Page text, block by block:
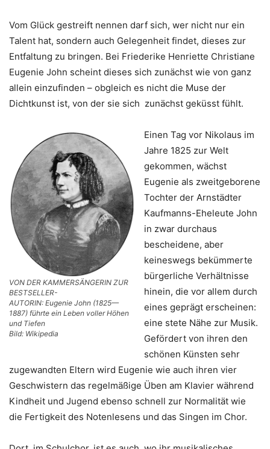
Vom Glück gestreift nennen darf sich, wer nicht nur ein
Talent hat, sondern auch Gelegenheit findet, dieses zur
Entfaltung zu bringen. Bei Friederike Henriette Christiane
Eugenie John scheint dieses sich zunächst wie von ganz
allein einzufinden – obgleich es nicht die Muse der
Dichtkunst ist, von der sie sich zunächst geküsst fühlt.
VON DER KAMMERSÄNGERIN ZUR
BESTSELLER-
AUTORIN: Eugenie John (1825—
1887) führte ein Leben voller Höhen
und Tiefen
Bild: Wikipedia
Einen Tag vor Nikolaus im
Jahre 1825 zur Welt
gekommen, wächst
Eugenie als zweitgeborene
Tochter der Arnstädter
Kaufmanns-Eheleute John
in zwar durchaus
bescheidene, aber
keineswegs bekümmerte
bürgerliche Verhältnisse
hinein, die vor allem durch
eines geprägt erscheinen:
eine stete Nähe zur Musik.
Gefördert von ihren den
schönen Künsten sehr
zugewandten Eltern wird Eugenie wie auch ihren vier
Geschwistern das regelmäßige Üben am Klavier während
Kindheit und Jugend ebenso schnell zur Normalität wie
die Fertigkeit des Notenlesens und das Singen im Chor.